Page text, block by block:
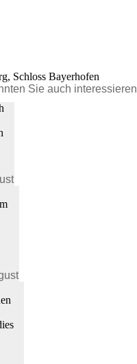
Schloss Bayerhofen
Sie auch interessieren
2026
2026